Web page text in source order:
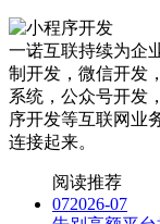
一诺互联持续为企
制开发，微信开发
系统，公众号开发
序开发等互联网业
连接起来。
阅读推荐
072026-07